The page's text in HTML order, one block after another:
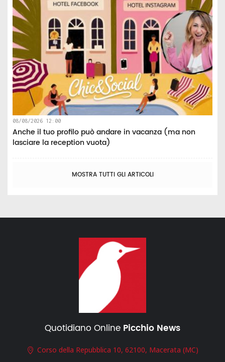
08/08/2026 12:00
Anche il tuo profilo può andare in vacanza (ma non
lasciare la reception vuota)
MOSTRA TUTTI GLI ARTICOLI
Quotidiano Online Picchio News
Corso della Repubblica 10, 62100, Macerata (MC)